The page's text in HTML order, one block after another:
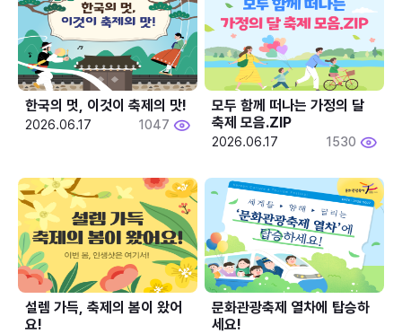
한국의 멋, 이것이 축제의 맛!
2026.06.17 1047
모두 함께 떠나는 가정의 달
축제 모음.ZIP
2026.06.17 1530
설렘 가득, 축제의 봄이 왔어
요!
문화관광축제 열차에 탑승하
세요!